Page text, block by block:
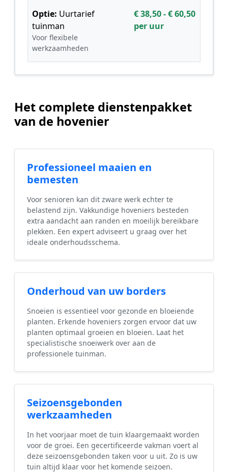
Optie: Uurtarief
tuinman
Voor flexibele
werkzaamheden
€ 38,50 - € 60,50
per uur
Het complete dienstenpakket
van de hovenier
Professioneel maaien en
bemesten
Voor senioren kan dit zware werk echter te
belastend zijn. Vakkundige hoveniers besteden
extra aandacht aan randen en moeilijk bereikbare
plekken. Een expert adviseert u graag over het
ideale onderhoudsschema.
Onderhoud van uw borders
Snoeien is essentieel voor gezonde en bloeiende
planten. Erkende hoveniers zorgen ervoor dat uw
planten optimaal groeien en bloeien. Laat het
specialistische snoeiwerk over aan de
professionele tuinman.
Seizoensgebonden
werkzaamheden
In het voorjaar moet de tuin klaargemaakt worden
voor de groei. Een gecertificeerde vakman voert al
deze seizoensgebonden taken voor u uit. Zo is uw
tuin altijd klaar voor het komende seizoen.